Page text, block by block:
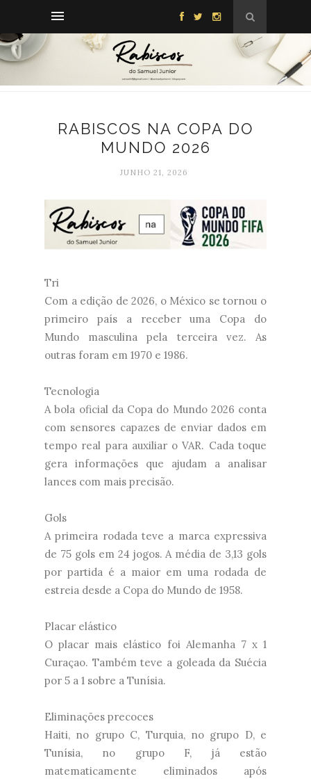
RABISCOS NA COPA DO
MUNDO 2026
JUNHO 21, 2026
Tri
Com a edição de 2026, o México se tornou o
primeiro país a receber uma Copa do
Mundo masculina pela terceira vez. As
outras foram em 1970 e 1986.
Tecnologia
A bola oficial da Copa do Mundo 2026 conta
com sensores capazes de enviar dados em
tempo real para auxiliar o VAR. Cada toque
gera informações que ajudam a analisar
lances com mais precisão.
Gols
A primeira rodada teve a marca expressiva
de 75 gols em 24 jogos. A média de 3,13 gols
por partida é a maior em uma rodada de
estreia desde a Copa do Mundo de 1958.
Placar elástico
O placar mais elástico foi Alemanha 7 x 1
Curaçao. Também teve a goleada da Suécia
por 5 a 1 sobre a Tunísia.
Eliminações precoces
Haiti, no grupo C, Turquia, no grupo D, e
Tunísia, no grupo F, já estão
matematicamente eliminados após